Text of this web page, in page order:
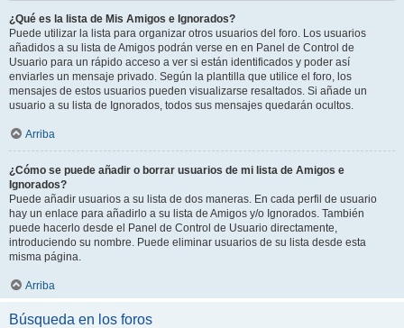
¿Qué es la lista de Mis Amigos e Ignorados?
Puede utilizar la lista para organizar otros usuarios del foro. Los usuarios
añadidos a su lista de Amigos podrán verse en en Panel de Control de
Usuario para un rápido acceso a ver si están identificados y poder así
enviarles un mensaje privado. Según la plantilla que utilice el foro, los
mensajes de estos usuarios pueden visualizarse resaltados. Si añade un
usuario a su lista de Ignorados, todos sus mensajes quedarán ocultos.
Arriba
¿Cómo se puede añadir o borrar usuarios de mi lista de Amigos e
Ignorados?
Puede añadir usuarios a su lista de dos maneras. En cada perfil de usuario
hay un enlace para añadirlo a su lista de Amigos y/o Ignorados. También
puede hacerlo desde el Panel de Control de Usuario directamente,
introduciendo su nombre. Puede eliminar usuarios de su lista desde esta
misma página.
Arriba
Búsqueda en los foros